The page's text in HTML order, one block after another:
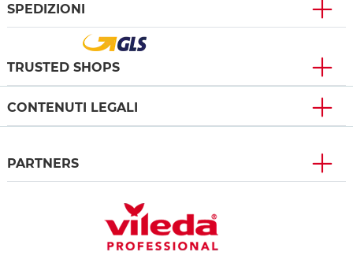
SPEDIZIONI
TRUSTED SHOPS
CONTENUTI LEGALI
PARTNERS